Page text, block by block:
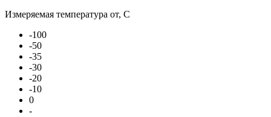
Измеряемая температура от, С
-100
-50
-35
-30
-20
-10
0
-